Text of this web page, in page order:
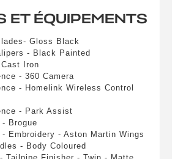
ci-dessous pour recevoir
e-mail dès qu’un véhicule
vos critères sera disponible.
PARTOUT EN
ET ÉQUIPEMENTS
Gloss Black
- Black Painted
Iron
- 360 Camera
- Homelink Wireless Control
- Park Assist
- Brogue
- Embroidery - Aston Martin Wings
- Body Coloured